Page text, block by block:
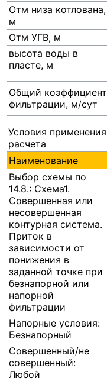
Отм низа котлована,
м
Отм УГВ, м
высота воды в
пласте, м
Общий коэффициент
фильтрации, м/сут
Условия применения
расчета
Наименование
Выбор схемы по
14.8.: Схема1.
Совершенная или
несовершенная
контурная система.
Приток в
зависимости от
понижения в
заданной точке при
безнапорной или
напорной
фильтрации
Напорные условия:
Безнапорный
Совершенный/не
совершенный:
Любой